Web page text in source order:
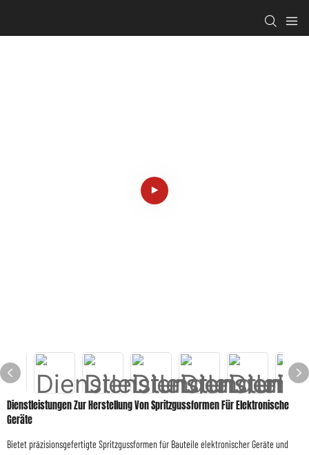
Dienstleistungen Zur Herstellung Von Spritzgussformen Für Elektronische
Geräte
Bietet präzisionsgefertigte Spritzgussformen für Bauteile elektronischer Geräte und